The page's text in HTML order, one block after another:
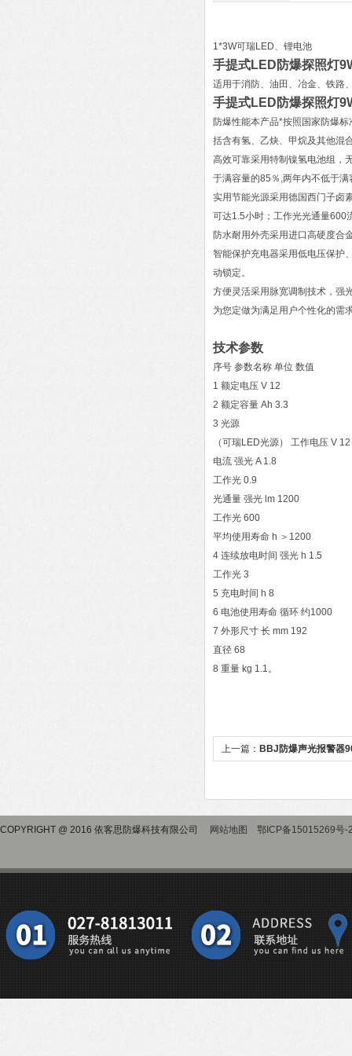
1*3W可瑞LED、锂电池
手提式LED防爆探照灯
适用于消防、油田、冶金、铁路
手提式LED防爆探照灯
防爆性能本产品*按照国家防爆
括含有氢、乙炔、甲烷及其他混
高效可靠采用特制镍氢电池组，
于满容量的85％,两年内不低于满
实用节能光源采用德国西门子卤
可达1.5小时；工作光光通量600
防水耐用外壳采用进口高硬度合
智能保护充电器采用低电压保护
动锁定。
方便灵活采用脉宽调制技术，强
为您定做为满足用户个性化的需
技术参数
序号 参数名称 单位 数值
1 额定电压 V 12
2 额定容量 Ah 3.3
3 光源
（可瑞LED光源） 工作电压 V 12
电流 强光 A 1.8
工作光 0.9
光通量 强光 lm 1200
工作光 600
平均使用寿命 h ＞1200
4 连续放电时间 强光 h 1.5
工作光 3
5 充电时间 h 8
6 电池使用寿命 循环 约1000
7 外形尺寸 长 mm 192
直径 68
8 重量 kg 1.1。
上一篇： BBJ防爆声光报警器
COPYRIGHT @ 2016 依客思防爆科技有限公司 网站地图 鄂ICP备15015269号-